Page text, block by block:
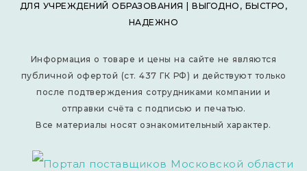
ДЛЯ УЧРЕЖДЕНИЙ ОБРАЗОВАНИЯ | ВЫГОДНО, БЫСТРО,
НАДЕЖНО
Информация о товаре и цены на сайте не являются
публичной офертой (ст. 437 ГК РФ) и действуют только
после подтверждения сотрудниками компании и
отправки счёта с подписью и печатью.
Все материалы носят ознакомительный характер.